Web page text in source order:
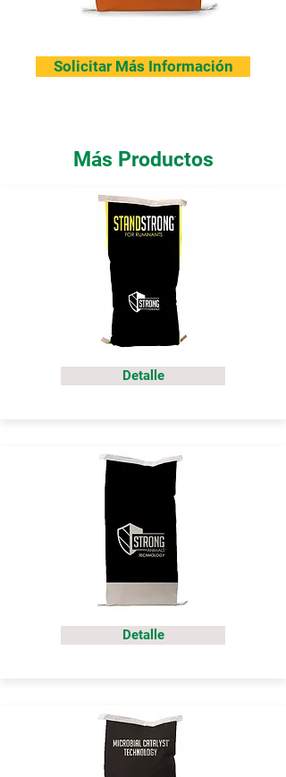
Solicitar Más Información
Más Productos
Detalle
Detalle